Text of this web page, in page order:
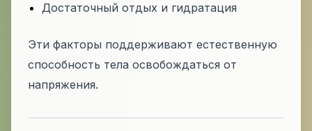
Достаточный отдых и гидратация
Эти факторы поддерживают естественную
способность тела освобождаться от
напряжения.